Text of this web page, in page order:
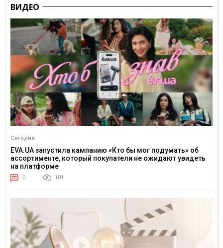
ВИДЕО
Сегодня
EVA.UA запустила кампанию «Кто бы мог подумать» об
ассортименте, который покупатели не ожидают увидеть
на платформе
0 101